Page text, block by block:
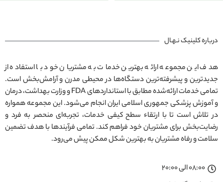
درباره کلینیک نـهـال
هدف این مجموعه ارائه بهترین خدمات به مشتریان خود با استفاده از
جدیدترین و پیشرفته‌ترین دستگاه‌ها در محیطی مدرن و آرامش‌بخش است.
تمامی خدمات ارائه‌شده مطابق با استانداردهای FDA و وزارت بهداشت، درمان
و آموزش پزشکی جمهوری اسلامی ایران انجام می‌شود. این مجموعه همواره
در تلاش است تا با ارتقاء سطح کیفی خدمات، تجربه‌ای منحصر به فرد و
رضایت‌بخش برای مشتریان خود فراهم کند. تمامی فرآیندها با هدف تضمین
سلامت و رفاه مشتریان به بهترین شکل ممکن پیش می‌رود.
08:00 الی 20:00